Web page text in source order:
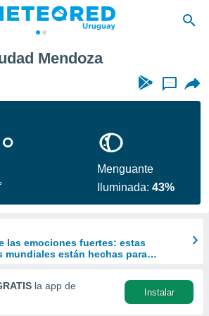
Mendoza
...
Menguante
Iluminada:43%
las emociones fuertes: estas
mundiales están hechas para
la app de
Instalar